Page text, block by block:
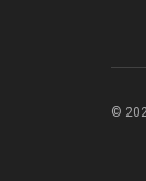
©